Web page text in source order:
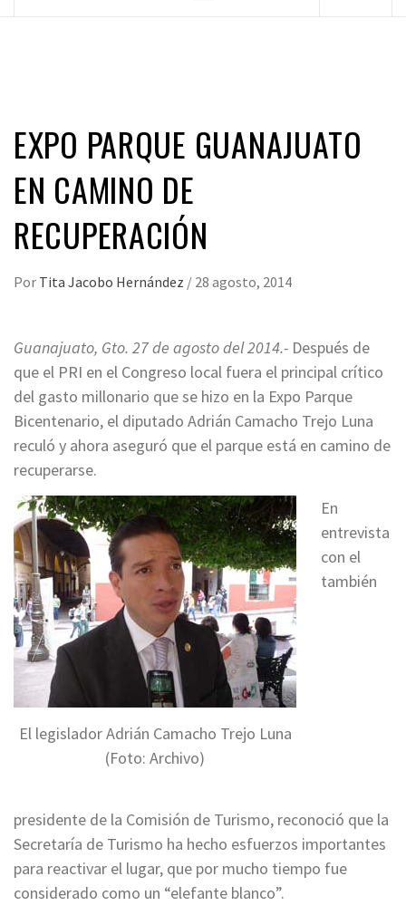
EXPO PARQUE GUANAJUATO
EN CAMINO DE
RECUPERACIÓN
Por Tita Jacobo Hernández / 28 agosto, 2014
Guanajuato, Gto. 27 de agosto del 2014.- Después de
que el PRI en el Congreso local fuera el principal crítico
del gasto millonario que se hizo en la Expo Parque
Bicentenario, el diputado Adrián Camacho Trejo Luna
reculó y ahora aseguró que el parque está en camino de
recuperarse.
El legislador Adrián Camacho Trejo Luna
(Foto: Archivo)
En
entrevista
con el
también
presidente de la Comisión de Turismo, reconoció que la
Secretaría de Turismo ha hecho esfuerzos importantes
para reactivar el lugar, que por mucho tiempo fue
considerado como un “elefante blanco”.